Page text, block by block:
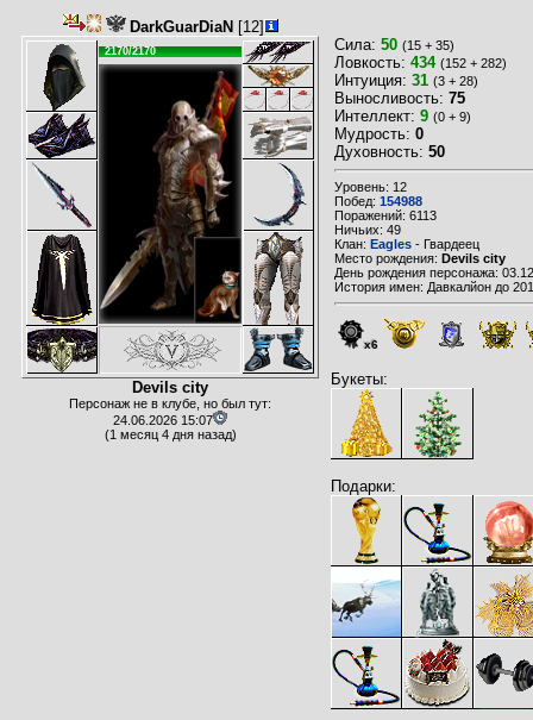
DarkGuarDiaN [12]
2170/2170
Devils city
Персонаж не в клубе, но был тут:
24.06.2026 15:07
(1 месяц 4 дня назад)
Сила: 50 (15 + 35)
Ловкость: 434 (152 + 282)
Интуиция: 31 (3 + 28)
Выносливость: 75
Интеллект: 9 (0 + 9)
Мудрость: 0
Духовность: 50
Уровень: 12
Побед: 154988
Поражений: 6113
Ничьих: 49
Клан: Eagles - Гвардеец
Место рождения: Devils city
День рождения персонажа:
История имен: Давкалйон до
x6
Букеты:
Подарки: